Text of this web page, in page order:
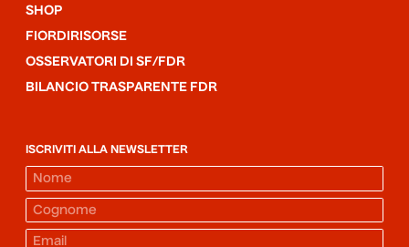
SHOP
FIORDIRISORSE
OSSERVATORI DI SF/FDR
BILANCIO TRASPARENTE FDR
ISCRIVITI ALLA NEWSLETTER